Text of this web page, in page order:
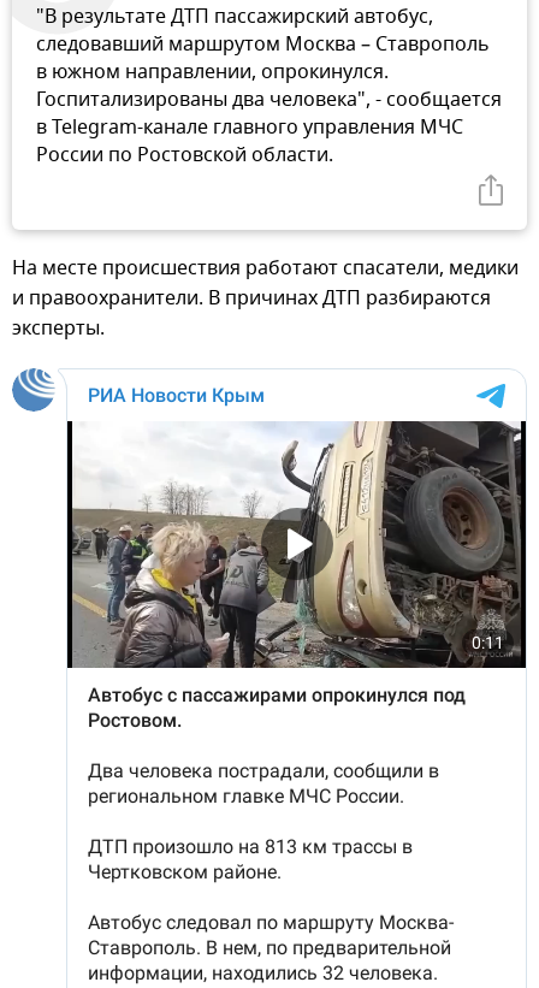
"В результате ДТП пассажирский автобус,
следовавший маршрутом Москва – Ставрополь
в южном направлении, опрокинулся.
Госпитализированы два человека", - сообщается
в Telegram-канале главного управления МЧС
России по Ростовской области.
На месте происшествия работают спасатели, медики
и правоохранители. В причинах ДТП разбираются
эксперты.